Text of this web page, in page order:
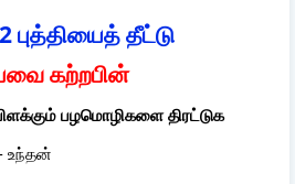
புத்தியைத் தீட்டு
கற்றபின்
பழமொழிகளை திரட்டுக
உந்தன்